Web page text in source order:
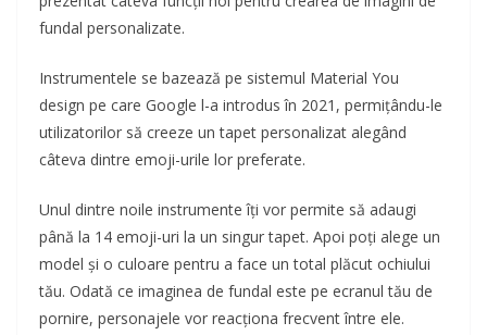
fundal personalizate.
Instrumentele se bazează pe sistemul Material You
design pe care Google l-a introdus în 2021, permițându-le
utilizatorilor să creeze un tapet personalizat alegând
câteva dintre emoji-urile lor preferate.
Unul dintre noile instrumente îți vor permite să adaugi
până la 14 emoji-uri la un singur tapet. Apoi poți alege un
model și o culoare pentru a face un total plăcut ochiului
tău. Odată ce imaginea de fundal este pe ecranul tău de
pornire, personajele vor reacționa frecvent între ele.